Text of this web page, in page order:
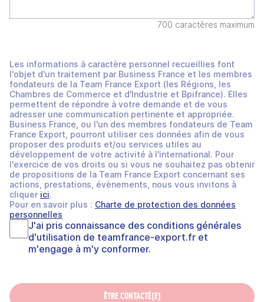
700 caractères maximum
Les informations à caractère personnel recueillies font
l'objet d'un traitement par Business France et les membres
fondateurs de la Team France Export (les Régions, les
Chambres de Commerce et d'Industrie et Bpifrance). Elles
permettent de répondre à votre demande et de vous
adresser une communication pertinente et appropriée.
Business France, ou l'un des membres fondateurs de Team
France Export, pourront utiliser ces données afin de vous
proposer des produits et/ou services utiles au
développement de votre activité à l'international. Pour
l'exercice de vos droits ou si vous ne souhaitez pas obtenir
de propositions de la Team France Export concernant ses
actions, prestations, évènements, nous vous invitons à
cliquer ici.
Pour en savoir plus : Charte de protection des données
personnelles
J'ai pris connaissance des conditions générales
d'utilisation de teamfrance-export.fr et
m'engage à m'y conformer.
ÊTRE CONTACTÉ(E)